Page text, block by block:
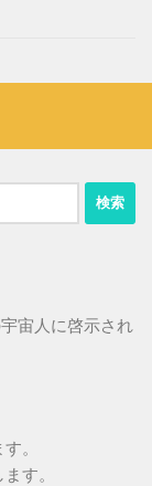
宙人に啓示され
。
す。